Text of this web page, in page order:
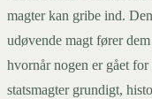
magter kan gribe ind.
udøvende magt fører
hvornår nogen er gået
statsmagter grundigt,